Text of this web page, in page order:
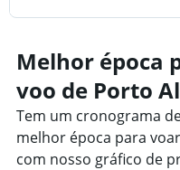
Melhor época
voo de Porto
Tem um cronograma
melhor época para
com nosso gráfico de